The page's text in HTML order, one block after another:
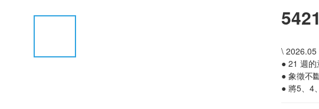
\ 2026.05
● 21 週
● 象徵不
● 將5、4